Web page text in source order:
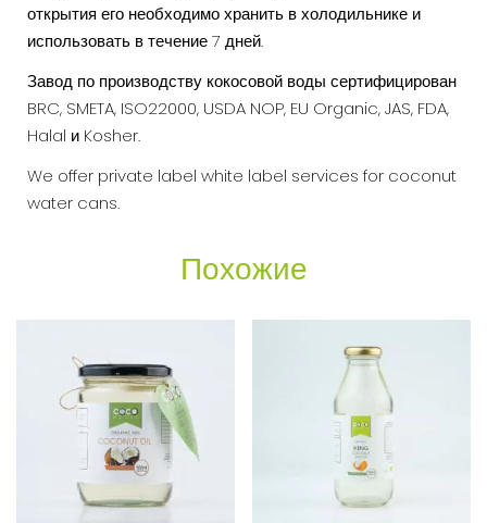
открытия его необходимо хранить в холодильнике и
использовать в течение 7 дней.
Завод по производству кокосовой воды сертифицирован
BRC, SMETA, ISO22000, USDA NOP, EU Organic, JAS, FDA,
Halal и Kosher.
We offer private label white label services for coconut
water cans.
Похожие